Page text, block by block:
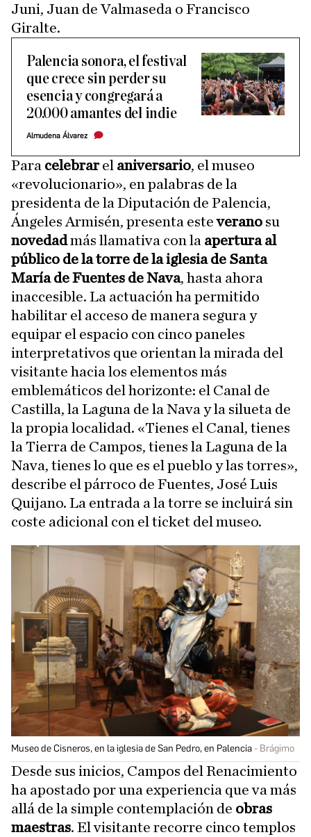
Juni, Juan de Valmaseda o Francisco
Giralte.
Palencia sonora, el festival
que crece sin perder su
esencia y congregará a
20.000 amantes del indie
Almudena Álvarez
Para celebrarel aniversario, el museo
«revolucionario», en palabras de la
presidenta de la Diputación de Palencia,
Ángeles Armisén, presenta esteverano su
novedadmás llamativa con la apertura al
público de la torre de la iglesia de Santa
María de Fuentes de Nava, hasta ahora
inaccesible. La actuación ha permitido
habilitar el acceso de manera segura y
equipar el espacio con cinco paneles
interpretativos que orientan la mirada del
visitante hacia los elementos más
emblemáticos del horizonte: el Canal de
Castilla, la Laguna de la Nava y la silueta de
la propia localidad. «Tienes el Canal, tienes
la Tierra de Campos, tienes la Laguna de la
Nava, tienes lo que es el pueblo y las torres»,
describe el párroco de Fuentes, José Luis
Quijano. La entrada a la torre se incluirá sin
coste adicional con el ticket del museo.
Museo de Cisneros, en la iglesia de San Pedro, en Palencia Brágimo
Desde sus inicios, Campos del Renacimiento
ha apostado por una experiencia que va más
allá de la simple contemplación de obras
maestras. El visitante recorre cinco templos